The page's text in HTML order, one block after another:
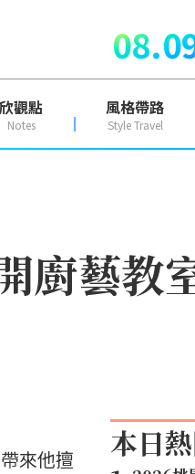
欣觀點
Notes
風格帶路
Style Travel
廚藝教
來他擅
本日